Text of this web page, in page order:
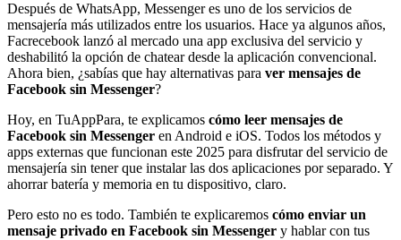
Después de WhatsApp, Messenger es uno de los servicios de
mensajería más utilizados entre los usuarios. Hace ya algunos años,
Facrecebook lanzó al mercado una app exclusiva del servicio y
deshabilitó la opción de chatear desde la aplicación convencional.
Ahora bien, ¿sabías que hay alternativas para ver mensajes de
Facebook sin Messenger?
Hoy, en TuAppPara, te explicamos cómo leer mensajes de
Facebook sin Messenger en Android e iOS. Todos los métodos y
apps externas que funcionan este 2025 para disfrutar del servicio de
mensajería sin tener que instalar las dos aplicaciones por separado. Y
ahorrar batería y memoria en tu dispositivo, claro.
Pero esto no es todo. También te explicaremos cómo enviar un
mensaje privado en Facebook sin Messenger y hablar con tus